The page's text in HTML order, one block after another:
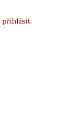
přihlásit.